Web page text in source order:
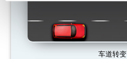
车道转变